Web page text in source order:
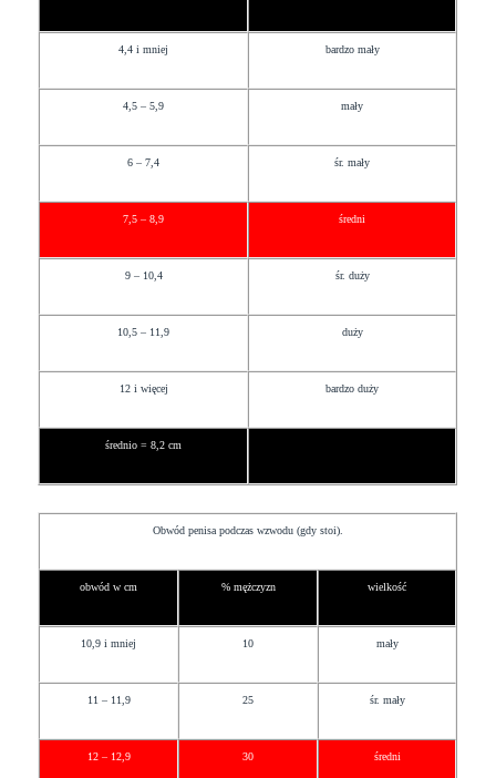
4,4 i mniej bardzo mały
4,5 – 5,9 mały
6 – 7,4 śr. mały
7,5 – 8,9 średni
9 – 10,4 śr. duży
10,5 – 11,9 duży
12 i więcej bardzo duży
średnio = 8,2 cm
Obwód penisa podczas wzwodu (gdy stoi).
obwód w cm % mężczyzn wielkość
10,9 i mniej 10 mały
11 – 11,9 25 śr. mały
12 – 12,9 30 średni